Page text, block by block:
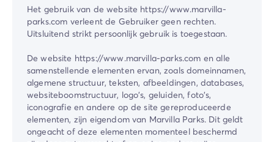
Het gebruik van de website https://www.marvilla-
parks.com verleent de Gebruiker geen rechten.
Uitsluitend strikt persoonlijk gebruik is toegestaan.
De website https://www.marvilla-parks.com en alle
samenstellende elementen ervan, zoals domeinnamen,
algemene structuur, teksten, afbeeldingen, databases,
websiteboomstructuur, logo's, geluiden, foto's,
iconografie en andere op de site gereproduceerde
elementen, zijn eigendom van Marvilla Parks. Dit geldt
ongeacht of deze elementen momenteel beschermd